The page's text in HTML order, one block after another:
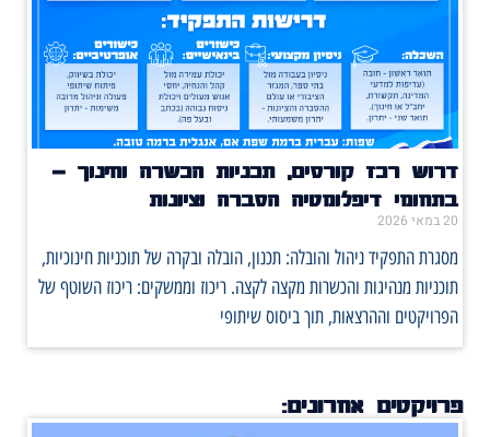
דרוש רכז קורסים, תכניות הכשרה וחינוך –
בתחומי דיפלומטיה הסברה וציונות
20 במאי 2026
מסגרת התפקיד ניהול והובלה: תכנון, הובלה ובקרה של תוכניות חינוכיות,
תוכניות מנהיגות והכשרות מקצה לקצה. ריכוז וממשקים: ריכוז השוטף של
הפרויקטים וההרצאות, תוך ביסוס שיתופי
פרויקטים אחרונים: